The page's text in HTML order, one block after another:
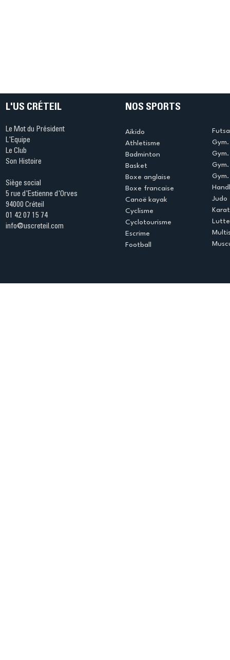
L'US CRÉTEIL
Le Mot du Président
L'Equipe
Le Club
Son Histoire
Siège social
5 rue d'Estienne d'Orves
94000 Créteil
01 42 07 15 74
info@uscreteil.com
NOS SPORTS
Aikido
Athletisme
Badminton
Basket
Boxe anglaise
Boxe francaise
Canoë kayak
Cyclisme
Cyclotourisme
Escrime
Football
Judo
Lutte